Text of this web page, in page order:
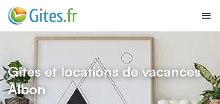
Gîtes et locations de vacances
Albon